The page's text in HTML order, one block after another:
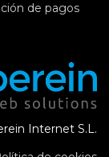
de pagos
Internet S.L.